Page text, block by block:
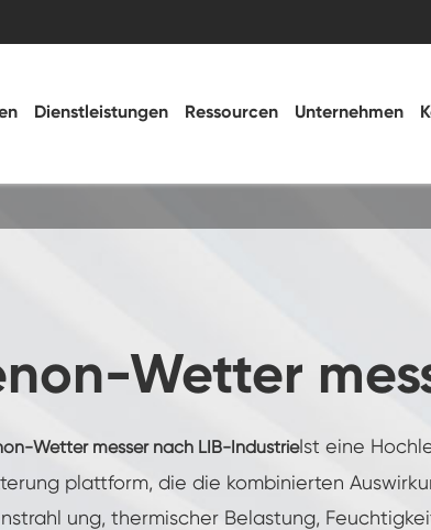
Dienstleistungen Ressourcen Unternehmen
Wetter
Wetter messer nach LIB-IndustrieIst eine
plattform, die die kombinierten
ung, thermischer Belastung,